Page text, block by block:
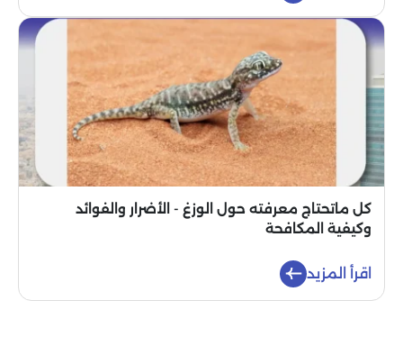
كل ماتحتاج معرفته حول الوزغ - الأضرار والفوائد
وكيفية المكافحة
اقرأ المزيد